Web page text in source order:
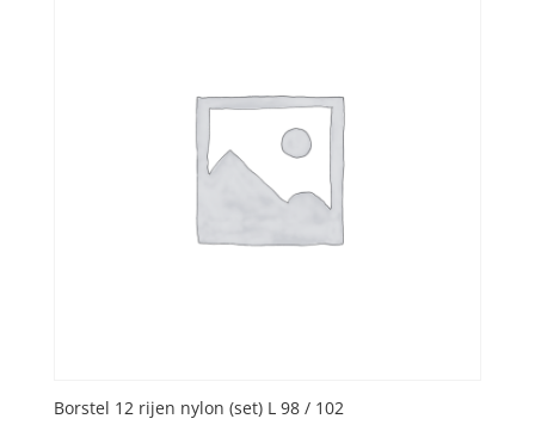
Borstel 12 rijen nylon (set) L 98 / 102